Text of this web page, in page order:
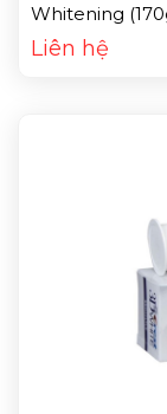
Whitening
Liên hệ